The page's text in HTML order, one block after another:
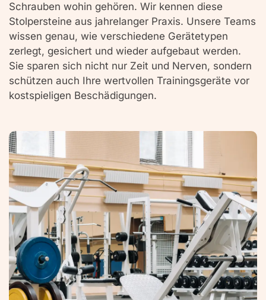
Schrauben wohin gehören. Wir kennen diese
Stolpersteine aus jahrelanger Praxis. Unsere Teams
wissen genau, wie verschiedene Gerätetypen
zerlegt, gesichert und wieder aufgebaut werden.
Sie sparen sich nicht nur Zeit und Nerven, sondern
schützen auch Ihre wertvollen Trainingsgeräte vor
kostspieligen Beschädigungen.